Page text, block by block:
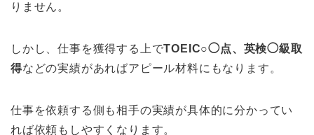
りません。
しかし、仕事を獲得する上でTOEIC○◯点、英検◯級取
得などの実績があればアピール材料にもなります。
仕事を依頼する側も相手の実績が具体的に分かってい
れば依頼もしやすくなります。